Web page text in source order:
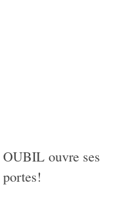
OUBIL ouvre ses
portes!